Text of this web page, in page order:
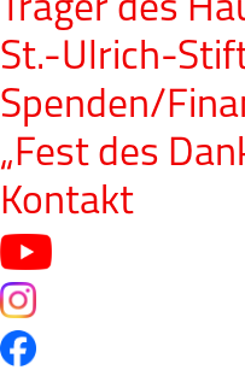
Träger des
St.-Ulrich-
Spenden/
„Fest des
Kontakt